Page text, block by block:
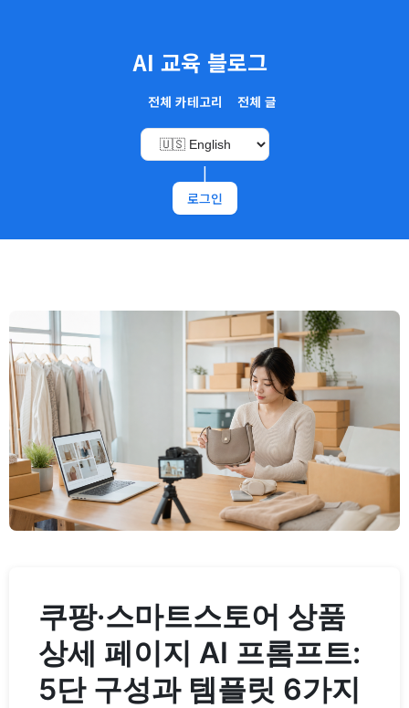
AI 교육 블로그
전체 카테고리 전체 글
|
로그인
쿠팡·스마트스토어 상품
상세 페이지 AI 프롬프트:
5단 구성과 템플릿 6가지